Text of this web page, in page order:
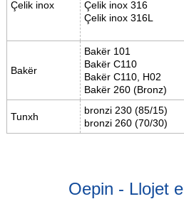
Çelik inox
Çelik inox 316
Çelik inox 316L
Bakër
Bakër 101
Bakër C110
Bakër C110, H02
Bakër 260 (Bronz)
Tunxh
bronzi 230 (85/15)
bronzi 260 (70/30)
Oepin - Llojet